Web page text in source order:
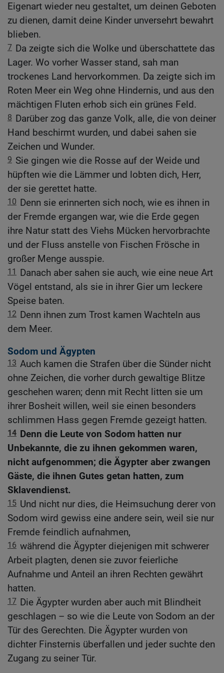
Eigenart wieder neu gestaltet, um deinen Geboten
zu dienen, damit deine Kinder unversehrt bewahrt
blieben.
7 Da zeigte sich die Wolke und überschattete das
Lager. Wo vorher Wasser stand, sah man
trockenes Land hervorkommen. Da zeigte sich im
Roten Meer ein Weg ohne Hindernis, und aus den
mächtigen Fluten erhob sich ein grünes Feld.
8 Darüber zog das ganze Volk, alle, die von deiner
Hand beschirmt wurden, und dabei sahen sie
Zeichen und Wunder.
9 Sie gingen wie die Rosse auf der Weide und
hüpften wie die Lämmer und lobten dich, Herr,
der sie gerettet hatte.
10 Denn sie erinnerten sich noch, wie es ihnen in
der Fremde ergangen war, wie die Erde gegen
ihre Natur statt des Viehs Mücken hervorbrachte
und der Fluss anstelle von Fischen Frösche in
großer Menge ausspie.
11
Danach aber sahen sie auch, wie eine neue Art
Vögel entstand, als sie in ihrer Gier um leckere
Speise baten.
12 Denn ihnen zum Trost kamen Wachteln aus
dem Meer.
Sodom und Ägypten
13 Auch kamen die Strafen über die Sünder nicht
ohne Zeichen, die vorher durch gewaltige Blitze
geschehen waren; denn mit Recht litten sie um
ihrer Bosheit willen, weil sie einen besonders
schlimmen Hass gegen Fremde gezeigt hatten.
14 Denn die Leute von Sodom hatten nur
Unbekannte, die zu ihnen gekommen waren,
nicht aufgenommen; die Ägypter aber zwangen
Gäste, die ihnen Gutes getan hatten, zum
Sklavendienst.
15 Und nicht nur dies, die Heimsuchung derer von
Sodom wird gewiss eine andere sein, weil sie nur
Fremde feindlich aufnahmen,
16 während die Ägypter diejenigen mit schwerer
Arbeit plagten, denen sie zuvor feierliche
Aufnahme und Anteil an ihren Rechten gewährt
hatten.
17 Die Ägypter wurden aber auch mit Blindheit
geschlagen – so wie die Leute von Sodom an der
Tür des Gerechten. Die Ägypter wurden von
dichter Finsternis überfallen und jeder suchte den
Zugang zu seiner Tür.